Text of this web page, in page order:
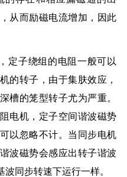
从而励磁电流增加，因此
定子绕组的电阻一般可以
的转子，由于集肤效应，
槽的笼型转子尤为严重。
电机，定子空间谐波磁势
以忽略不计。当同步电机
波磁势会感应出转子谐波
同步转速下运行一样。